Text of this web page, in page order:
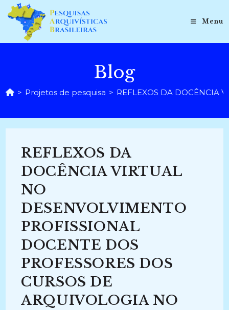
para
conteúdo
Menu
Blog
> Projetos de pesquisa > REFLEXOS DA DOCÊNCIA
REFLEXOS DA
DOCÊNCIA VIRTUAL
NO
DESENVOLVIMENTO
PROFISSIONAL
DOCENTE DOS
PROFESSORES DOS
CURSOS DE
ARQUIVOLOGIA NO